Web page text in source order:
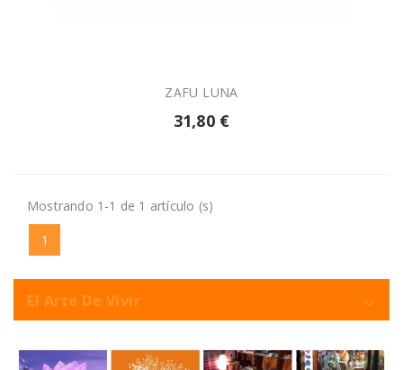
ZAFU LUNA
31,80 €
Mostrando 1-1 de 1 artículo (s)
1
El Arte De Vivir